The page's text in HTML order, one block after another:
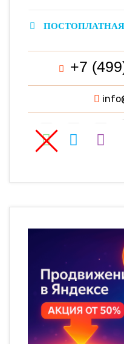
ПОСТОПЛАТНАЯ
+7